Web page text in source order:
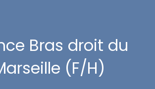
Bras droit du
(F/H)